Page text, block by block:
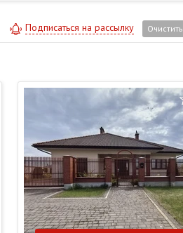
Очистить
Подписаться на рассылку